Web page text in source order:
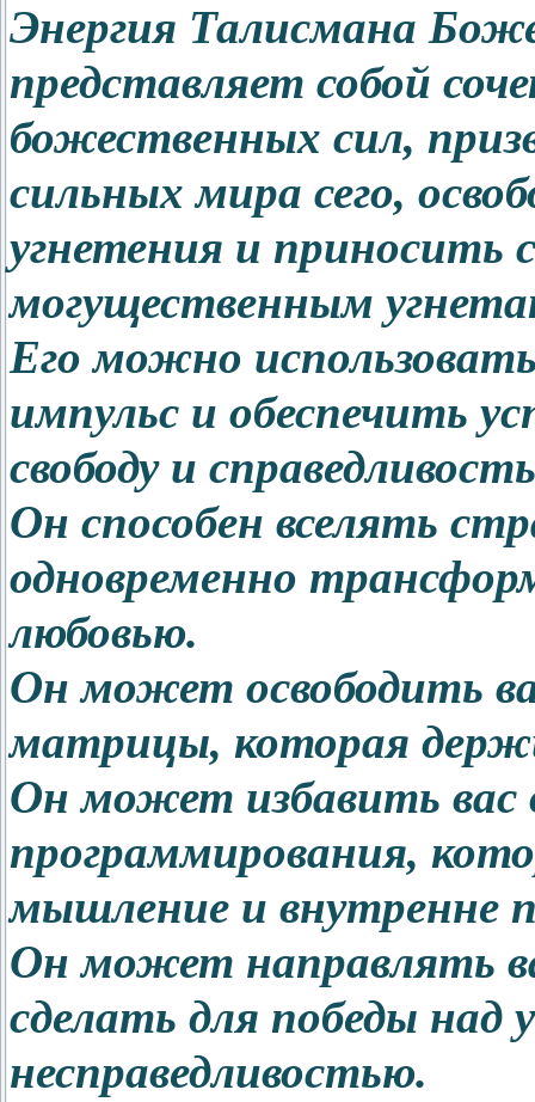
Энергия Талисмана
представляет собой
божественных сил,
сильных мира сего,
угнетения и приносить
могущественным
Его можно
импульс и обеспечить
свободу и
Он способен вселять
одновременно
любовью.
Он может освободить
матрицы, которая
Он может избавить вас
программирования,
мышление и внутренне
Он может направлять
сделать для победы над
несправедливостью.